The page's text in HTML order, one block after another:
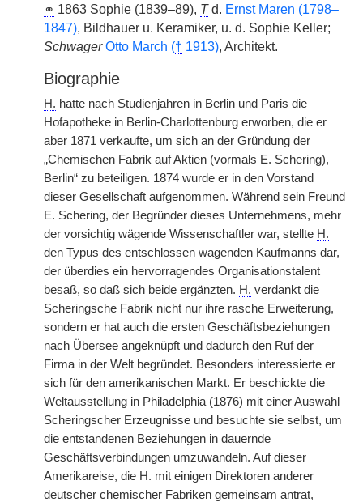
⚭ 1863 Sophie (1839–89), Td. Ernst Maren (1798–
1847), Bildhauer u. Keramiker, u. d. Sophie Keller;
Schwager Otto March († 1913), Architekt.
Biographie
H. hatte nach Studienjahren in Berlin und Paris die
Hofapotheke in Berlin-Charlottenburg erworben, die er
aber 1871 verkaufte, um sich an der Gründung der
„Chemischen Fabrik auf Aktien (vormals E. Schering),
Berlin“ zu beteiligen. 1874 wurde er in den Vorstand
dieser Gesellschaft aufgenommen. Während sein Freund
E. Schering, der Begründer dieses Unternehmens, mehr
der vorsichtig wägende Wissenschaftler war, stellte H.
den Typus des entschlossen wagenden Kaufmanns dar,
der überdies ein hervorragendes Organisationstalent
besaß, so daß sich beide ergänzten. H. verdankt die
Scheringsche Fabrik nicht nur ihre rasche Erweiterung,
sondern er hat auch die ersten Geschäftsbeziehungen
nach Übersee angeknüpft und dadurch den Ruf der
Firma in der Welt begründet. Besonders interessierte er
sich für den amerikanischen Markt. Er beschickte die
Weltausstellung in Philadelphia (1876) mit einer Auswahl
Scheringscher Erzeugnisse und besuchte sie selbst, um
die entstandenen Beziehungen in dauernde
Geschäftsverbindungen umzuwandeln. Auf dieser
Amerikareise, die H. mit einigen Direktoren anderer
deutscher chemischer Fabriken gemeinsam antrat,